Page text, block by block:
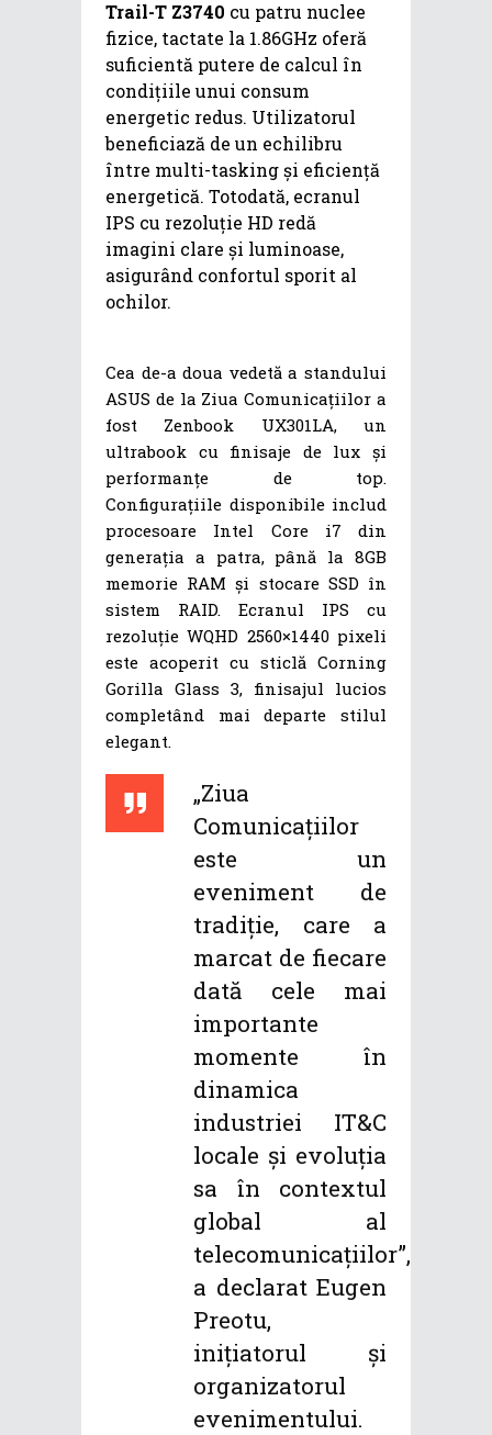
Trail-T Z3740 cu patru nuclee
fizice, tactate la 1.86GHz oferă
suficientă putere de calcul în
condițiile unui consum
energetic redus. Utilizatorul
beneficiază de un echilibru
între multi-tasking și eficiență
energetică. Totodată, ecranul
IPS cu rezoluție HD redă
imagini clare și luminoase,
asigurând confortul sporit al
ochilor.
Cea de-a doua vedetă a standului
ASUS de la Ziua Comunicațiilor a
fost Zenbook UX301LA, un
ultrabook cu finisaje de lux și
performanțe de top.
Configurațiile disponibile includ
procesoare Intel Core i7 din
generația a patra, până la 8GB
memorie RAM și stocare SSD în
sistem RAID. Ecranul IPS cu
rezoluție WQHD 2560×1440 pixeli
este acoperit cu sticlă Corning
Gorilla Glass 3, finisajul lucios
completând mai departe stilul
elegant.
„Ziua
Comunicațiilor
este un
eveniment de
tradiție, care a
marcat de fiecare
dată cele mai
importante
momente în
dinamica
industriei IT&C
locale și evoluția
sa în contextul
global al
telecomunicațiilor”,
a declarat Eugen
Preotu,
inițiatorul și
organizatorul
evenimentului.